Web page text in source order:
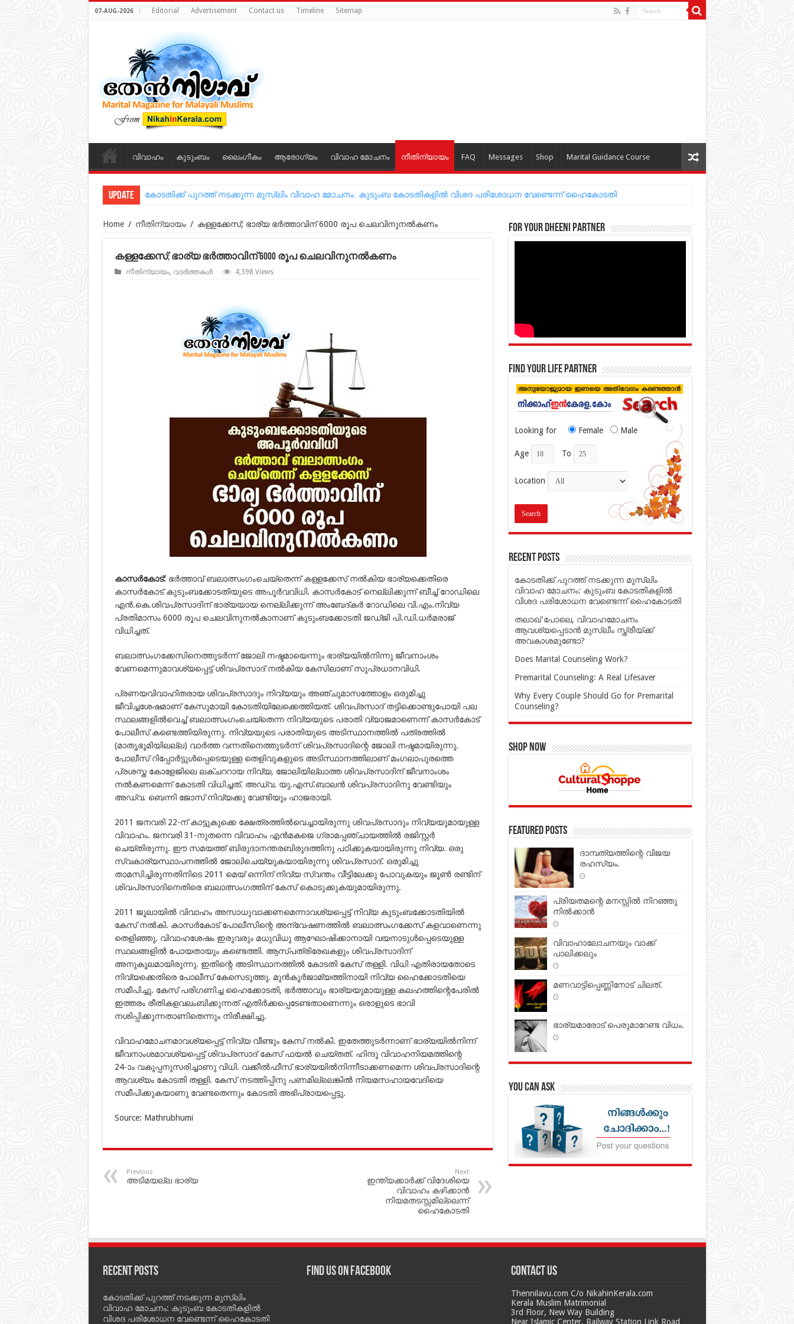
07-AUG-2026 Editorial Advertisement Contact us Timeline Sitemap
വിവാഹം കുടുംബം ലൈംഗീകം ആരോഗ്യം വിവാഹ മോചനം നീതിന്യായം FAQ Messages Shop Marital Guidance Course
Update കോടതിക്ക് പുറത്ത് നടക്കുന്ന മുസ്‌ലിം വിവാഹ മോചനം: കുടുംബ കോടതികളില്‍ വിശദ പരിശോധന വേണ്ടെന്ന് ഹൈകോടതി
Home / നീതിന്യായം / കള്ളക്കേസ്; ഭാര്യ ഭര്‍ത്താവിന് 6000 രൂപ ചെലവിനുനല്‍കണം
കള്ളക്കേസ്; ഭാര്യ ഭര്‍ത്താവിന് 6000 രൂപ ചെലവിനുനല്‍കണം
നീതിന്യായം, വാർത്തകൾ 4,398 Views
കാസര്‍കോട്:ഭര്‍ത്താവ് ബലാത്സംഗംചെയ്‌തെന്ന് കള്ളക്കേസ് നല്‍കിയ ഭാര്യക്കെതിരെ
കാസര്‍കോട് കുടുംബക്കോടതിയുടെ അപൂര്‍വവിധി. കാസര്‍കോട് നെല്ലിക്കുന്ന് ബീച്ച് റോഡിലെ
എന്‍.കെ.ശിവപ്രസാദിന് ഭാര്യയായ നെല്ലിക്കുന്ന് അംബേദ്കര്‍ റോഡിലെ വി.എം.നിവ്യ
പ്രതിമാസം 6000 രൂപ ചെലവിനുനല്‍കാനാണ് കുടുംബക്കോടതി ജഡ്ജി പി.ഡി.ധര്‍മരാജ്
വിധിച്ചത്.
ബലാത്സംഗക്കേസിനെത്തുടര്‍ന്ന് ജോലി നഷ്ടമായെന്നും ഭാര്യയില്‍നിന്നു ജീവനാംശം
വേണമെന്നുമാവശ്യപ്പെട്ട് ശിവപ്രസാദ് നല്‍കിയ കേസിലാണ് സുപ്രധാനവിധി.
പ്രണയവിവാഹിതരായ ശിവപ്രസാദും നിവ്യയും അഞ്ചുമാസത്തോളം ഒരുമിച്ചു
ജീവിച്ചശേഷമാണ് കേസുമായി കോടതിയിലേക്കെത്തിയത്. ശിവപ്രസാദ് തട്ടിക്കൊണ്ടുപോയി പല
സ്ഥലങ്ങളില്‍വെച്ച് ബലാത്സംഗംചെയ്‌തെന്ന നിവ്യയുടെ പരാതി വ്യാജമാണെന്ന് കാസര്‍കോട്
പോലീസ് കണ്ടെത്തിയിരുന്നു. നിവ്യയുടെ പരാതിയുടെ അടിസ്ഥാനത്തില്‍ പത്രത്തില്‍
(മാതൃഭൂമിയിലല്ല) വാര്‍ത്ത വന്നതിനെത്തുടര്‍ന്ന് ശിവപ്രസാദിന്റെ ജോലി നഷ്ടമായിരുന്നു.
പോലീസ് റിപ്പോര്‍ട്ടുള്‍പ്പെടെയുള്ള തെളിവുകളുടെ അടിസ്ഥാനത്തിലാണ് മംഗലാപുരത്തെ
പ്രശസ്ത കോളേജിലെ ലക്ചററായ നിവ്യ, ജോലിയില്ലാത്ത ശിവപ്രസാദിന് ജീവനാംശം
നല്‍കണമെന്ന് കോടതി വിധിച്ചത്. അഡ്വ. യു.എസ്.ബാലന്‍ ശിവപ്രസാദിനു വേണ്ടിയും
അഡ്വ. ബെന്നി ജോസ് നിവ്യക്കു വേണ്ടിയും ഹാജരായി.
2011 ജനവരി 22-ന് കാട്ടുകുക്കെ ക്ഷേത്രത്തില്‍വെച്ചായിരുന്നു ശിവപ്രസാദും നിവ്യയുമായുള്ള
വിവാഹം. ജനവരി 31-നുതന്നെ വിവാഹം എന്‍മകജെ ഗ്രാമപ്പഞ്ചായത്തില്‍ രജിസ്റ്റര്‍
ചെയ്തിരുന്നു. ഈ സമയത്ത് ബിരുദാനന്തരബിരുദത്തിനു പഠിക്കുകയായിരുന്നു നിവ്യ. ഒരു
സ്വകാര്യസ്ഥാപനത്തില്‍ ജോലിചെയ്യുകയായിരുന്നു ശിവപ്രസാദ്. ഒരുമിച്ചു
താമസിച്ചിരുന്നതിനിടെ 2011 മെയ് ഒന്നിന് നിവ്യ സ്വന്തം വീട്ടിലേക്കു പോവുകയും ജൂണ്‍ രണ്ടിന്
ശിവപ്രസാദിനെതിരെ ബലാത്സംഗത്തിന് കേസ് കൊടുക്കുകയുമായിരുന്നു.
2011 ജൂലായില്‍ വിവാഹം അസാധുവാക്കണമെന്നാവശ്യപ്പെട്ട് നിവ്യ കുടുംബക്കോടതിയില്‍
കേസ് നല്‍കി. കാസര്‍കോട് പോലീസിന്റെ അന്വേഷണത്തില്‍ ബലാത്സംഗക്കേസ് കളവാണെന്നു
തെളിഞ്ഞു. വിവാഹശേഷം ഇരുവരും മധുവിധു ആഘോഷിക്കാനായി വയനാടുള്‍പ്പെടെയുള്ള
സ്ഥലങ്ങളില്‍ പോയതായും കണ്ടെത്തി. ആസ്പത്രിരേഖകളും ശിവപ്രസാദിന്
അനുകൂലമായിരുന്നു. ഇതിന്റെ അടിസ്ഥാനത്തില്‍ കോടതി കേസ് തള്ളി. വിധി എതിരായതോടെ
നിവ്യക്കെതിരെ പോലീസ് കേസെടുത്തു. മുന്‍കൂര്‍ജാമ്യത്തിനായി നിവ്യ ഹൈക്കോടതിയെ
സമീപിച്ചു. കേസ് പരിഗണിച്ച ഹൈക്കോടതി, ഭര്‍ത്താവും ഭാര്യയുമായുള്ള കലഹത്തിന്റെപേരില്‍
ഇത്തരം രീതികളവലംബിക്കുന്നത് എതിര്‍ക്കപ്പെടേണ്ടതാണെന്നും ഒരാളുടെ ഭാവി
നശിപ്പിക്കുന്നതാണിതെന്നും നിരീക്ഷിച്ചു.
വിവാഹമോചനമാവശ്യപ്പെട്ട് നിവ്യ വീണ്ടും കേസ് നല്‍കി. ഇതേത്തുടര്‍ന്നാണ് ഭാര്യയില്‍നിന്ന്
ജീവനാംശമാവശ്യപ്പെട്ട് ശിവപ്രസാദ് കേസ് ഫയല്‍ ചെയ്തത്. ഹിന്ദു വിവാഹനിയമത്തിന്റെ
24-ാം വകുപ്പനുസരിച്ചാണു വിധി. വക്കീല്‍ഫീസ് ഭാര്യയില്‍നിന്നീടാക്കണമെന്ന ശിവപ്രസാദിന്റെ
ആവശ്യം കോടതി തള്ളി. കേസ് നടത്തിപ്പിനു പണമില്ലെങ്കില്‍ നിയമസഹായവേദിയെ
സമീപിക്കുകയാണു വേണ്ടതെന്നും കോടതി അഭിപ്രായപ്പെട്ടു.
Source: Mathrubhumi
Previous
അടിമയല്ല ഭാര്യ
Next
ഇന്ത്യക്കാര്‍ക്ക് വിദേശിയെ
വിവാഹം കഴിക്കാന്‍
നിയമതടസ്സമില്ലെന്ന്‌
ഹൈകോടതി
For your Dheeni Partner
Find your life partner
Looking for Female Male
Age To
Location
Recent Posts
കോടതിക്ക് പുറത്ത് നടക്കുന്ന മുസ്‌ലിം
വിവാഹ മോചനം: കുടുംബ കോടതികളില്‍
വിശദ പരിശോധന വേണ്ടെന്ന് ഹൈകോടതി
തലാഖ് പോലെ, വിവാഹമോചനം
ആവശ്യപ്പെടാൻ മുസ്ലീം സ്ത്രീയ്ക്ക്
അവകാശമുണ്ടോ?
Does Marital Counseling Work?
Premarital Counseling: A Real Lifesaver
Why Every Couple Should Go for Premarital
Counseling?
Shop Now
Featured Posts
ദാമ്പത്യത്തിന്റെ വിജയ
രഹസ്യം.
പ്രിയതമന്റെ മനസ്സില്‍ നിറഞ്ഞു
നില്‍ക്കാന്‍
വിവാഹാലോചനയും വാക്ക്
പാലിക്കലും
മണവാട്ടിപ്പെണ്ണിനോട് ചിലത്.
ഭാര്യമാരോട് പെരുമാറേണ്ട വിധം.
You can Ask
Recent Posts
കോടതിക്ക് പുറത്ത് നടക്കുന്ന മുസ്‌ലിം
വിവാഹ മോചനം: കുടുംബ കോടതികളില്‍
വിശദ പരിശോധന വേണ്ടെന്ന് ഹൈകോടതി
Find us on Facebook Contact us
Thennilavu.com C/o NikahinKerala.com
Kerala Muslim Matrimonial
3rd Floor, New Way Building
Near Islamic Center, Railway Station Link Road